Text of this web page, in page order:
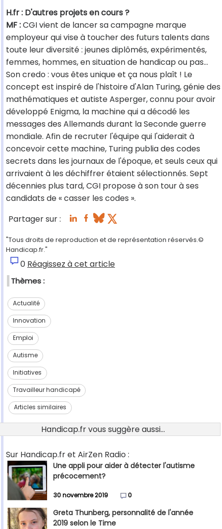
H.fr : D'autres projets en cours ?
MF :CGI vient de lancer sa campagne marque
employeur qui vise à toucher des futurs talents dans
toute leur diversité : jeunes diplômés, expérimentés,
femmes, hommes, en situation de handicap ou pas...
Son credo : vous êtes unique et ça nous plaît ! Le
concept est inspiré de l'histoire d'Alan Turing, génie des
mathématiques et autiste Asperger, connu pour avoir
développé Enigma, la machine qui a décodé les
messages des Allemands durant la Seconde guerre
mondiale. Afin de recruter l'équipe qui l'aiderait à
concevoir cette machine, Turing publia des codes
secrets dans les journaux de l'époque, et seuls ceux qui
arrivaient à les déchiffrer étaient sélectionnés. Sept
décennies plus tard, CGI propose à son tour à ses
candidats de « casser les codes ».
Partager sur :
"Tous droits de reproduction et de représentation réservés.©
Handicap.fr."
0 Réagissez à cet article
Thèmes :
Actualité
Innovation
Emploi
Autisme
Initiatives
Travailleur handicapé
Articles similaires
Handicap.fr vous suggère aussi...
Sur Handicap.fr et AirZen Radio :
Une appli pour aider à détecter l'autisme
précocement?
30 novembre 2019 0
Greta Thunberg, personnalité de l'année
2019 selon le Time